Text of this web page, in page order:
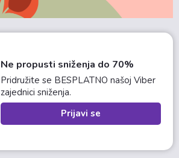
Ne propusti sniženja do 70%
Pridružite se BESPLATNO našoj Viber
zajednici sniženja.
Prijavi se